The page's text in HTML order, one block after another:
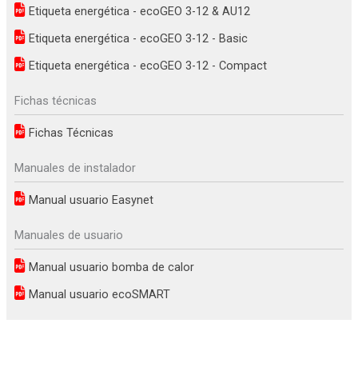
Etiqueta energética - ecoGEO 3-12 & AU12
Etiqueta energética - ecoGEO 3-12 - Basic
Etiqueta energética - ecoGEO 3-12 - Compact
Fichas técnicas
Fichas Técnicas
Manuales de instalador
Manual usuario Easynet
Manuales de usuario
Manual usuario bomba de calor
Manual usuario ecoSMART